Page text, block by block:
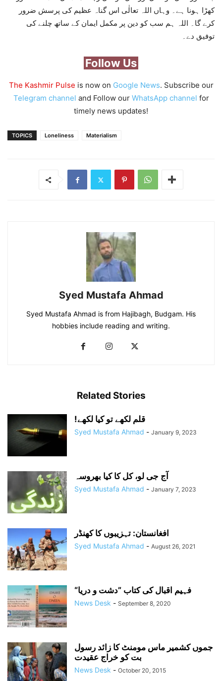
کھڑا ہونا ہے۔ وہاں اللہ تعالٰی اس گناہ عظیم کی پرسش ضرور
کرے گا۔ اللہ ہم سب کو دین پر مکمل ایمان کے ساتھ چلنے کی
توفیق دے۔
Follow Us
The Kashmir Pulse is now on Google News. Subscribe our
Telegram channel and Follow our WhatsApp channel for
timely news updates!
TOPICS Loneliness Materialism
Syed Mustafa Ahmad
Syed Mustafa Ahmad is from Hajibagh, Budgam. His
hobbies include reading and writing.
Related Stories
!قلم لکھے تو کیا لکھے
Syed Mustafa Ahmad - January 9, 2023
آج جی لو، کل کا کیا بھروسہ
Syed Mustafa Ahmad - January 7, 2023
افغانستان: تہزیبوں کا کھنڈر
Syed Mustafa Ahmad - August 26, 2021
“فہیم اقبال کی کتاب ”دشت و دریا
News Desk - September 8, 2020
جموں کشمیر ماس مومنٹ کا زائد رسول
بت کو خراج عقیدت
News Desk - October 20, 2015